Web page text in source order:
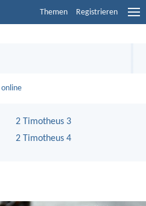
Themen Registrieren
online
2 Timotheus 3
2 Timotheus 4